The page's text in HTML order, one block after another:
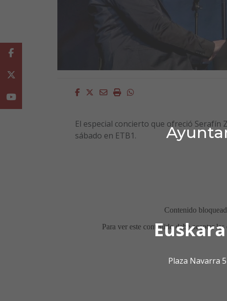
Euskara
Plaza Navarra
Facebook
Twitter
EmailImprimirWhatsapp
El especial concierto que ofreció
sábado en ETB1.
Facebook
Youtube